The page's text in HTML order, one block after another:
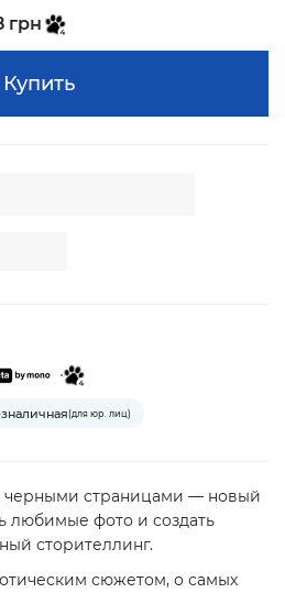
грн
Купить
(для юр. лиц)
черными страницами — новый
любимые фото и создать
сторителлинг.
сюжетом, о самых